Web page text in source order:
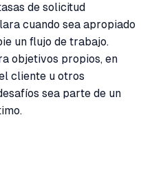
de solicitud
cuando sea apropiado
un flujo de trabajo.
objetivos propios, en
cliente u otros
sea parte de un